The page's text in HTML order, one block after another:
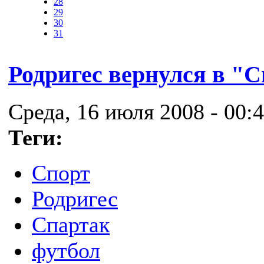
29
30
31
Родригес вернулся в
Среда, 16 июля 2008 -
Теги:
Спорт
Родригес
Спартак
футбол